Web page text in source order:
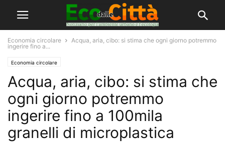
Economia circolare
Acqua, aria, cibo: si stima che ogni giorno potremmo
ingerire fino a...
Economia circolare
Acqua, aria, cibo: si stima che
ogni giorno potremmo
ingerire fino a 100mila
granelli di microplastica